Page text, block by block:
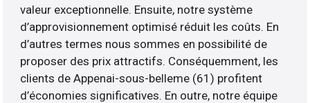
valeur exceptionnelle. Ensuite, notre système
d’approvisionnement optimisé réduit les coûts. En
d’autres termes nous sommes en possibilité de
proposer des prix attractifs. Conséquemment, les
clients de Appenai-sous-belleme (61) profitent
d’économies significatives. En outre, notre équipe